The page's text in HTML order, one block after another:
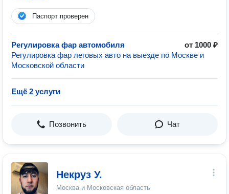
Паспорт проверен
Регулировка фар автомобиля
от 1000 ₽
Регулировка фар леговых авто на выезде по Москве и
Московской области
Ещё 2 услуги
Позвонить Чат
Некруз У.
Москва и Московская область